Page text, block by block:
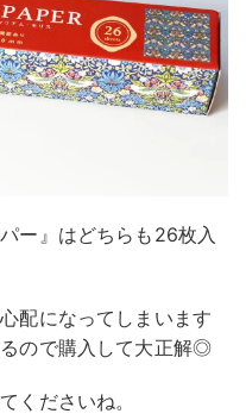
ー』はどちらも26枚入
配になってしまいます
ので購入して大正解◎
くださいね。